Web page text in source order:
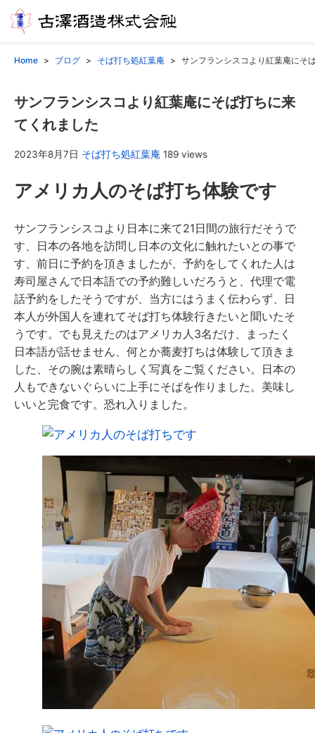
Home ブログ そば打ち処紅葉庵 サンフランシスコより紅葉庵にそ
サンフランシスコより紅葉庵にそば打ちに来
てくれました
2023年8月7日 そば打ち処紅葉庵 189 views
アメリカ人のそば打ち体験です
サンフランシスコより日本に来て21日間の旅行だそうで
す、日本の各地を訪問し日本の文化に触れたいとの事で
す、前日に予約を頂きましたが、予約をしてくれた人は
寿司屋さんで日本語での予約難しいだろうと、代理で電
話予約をしたそうですが、当方にはうまく伝わらず、日
本人が外国人を連れてそば打ち体験行きたいと聞いたそ
うです。でも見えたのはアメリカ人3名だけ、まったく
日本語が話せません、何とか蕎麦打ちは体験して頂きま
した、その腕は素晴らしく写真をご覧ください。日本の
人もできないぐらいに上手にそばを作りました。美味し
いいと完食です。恐れ入りました。